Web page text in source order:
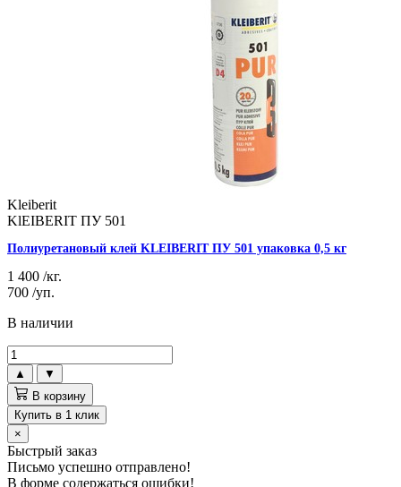
Kleiberit
KlEIBERIT ПУ 501
Полиуретановый клей KLEIBERIT ПУ 501 упаковка 0,5 кг
1 400 /кг.
700 /уп.
В наличии
▲
▼
В корзину
Купить в 1 клик
×
Быстрый заказ
Письмо успешно отправлено!
В форме содержаться ошибки!